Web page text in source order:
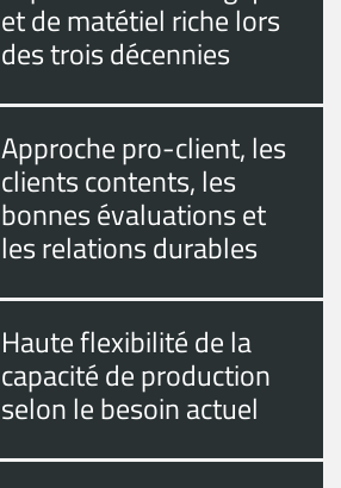
et de matétiel riche lors
des trois décennies
Approche pro-client, les
clients contents, les
bonnes évaluations et
les relations durables
Haute flexibilité de la
capacité de production
selon le besoin actuel